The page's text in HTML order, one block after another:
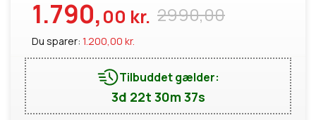
2990,00
1.790,00 kr.
Du sparer: 1.200,00 kr.
Tilbuddet gælder:
3d 22t 30m 37s